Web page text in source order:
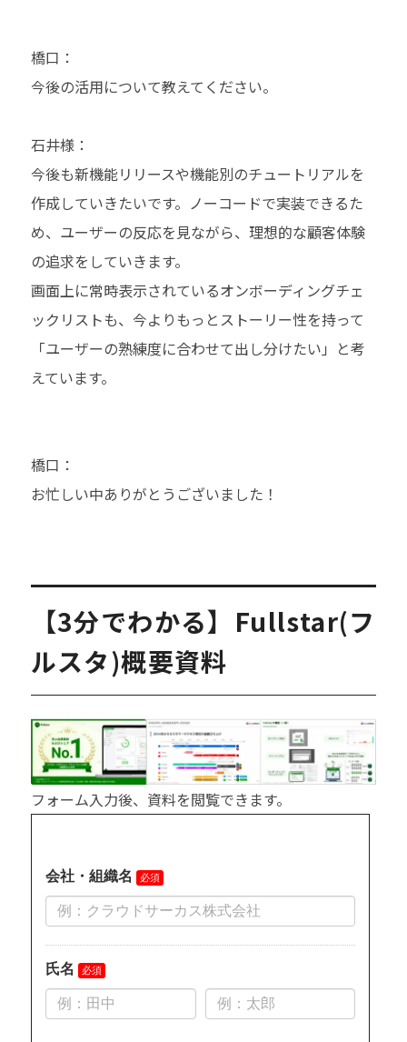
橋口：
今後の活用について教えてください。
石井様：
今後も新機能リリースや機能別のチュートリアルを
作成していきたいです。ノーコードで実装できるた
め、ユーザーの反応を見ながら、理想的な顧客体験
の追求をしていきます。
画面上に常時表示されているオンボーディングチェ
ックリストも、今よりもっとストーリー性を持って
「ユーザーの熟練度に合わせて出し分けたい」と考
えています。
橋口：
お忙しい中ありがとうございました！
【3分でわかる】Fullstar(フ
ルスタ)概要資料
フォーム入力後、資料を閲覧できます。